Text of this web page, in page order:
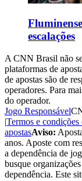
escalações
A CNN Brasil não
plataformas de
de apostas são de
operadores. Para
do operador.
Jogo Responsável
|Termos e
apostasAviso:
anos. Aposte com
a dependência de
busque
dependência. Este